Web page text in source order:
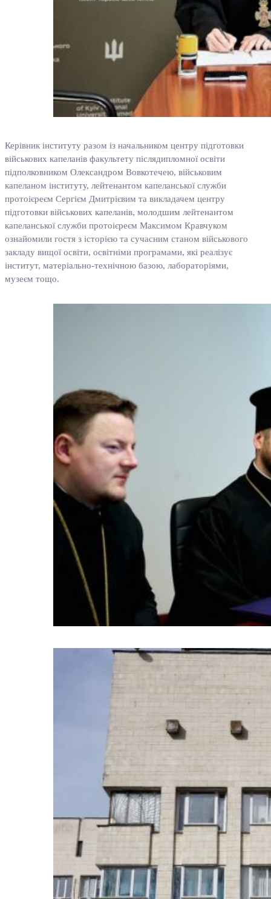
Керівник інституту разом із начальником центру підготовки
військових капеланів факультету післядипломної освіти
підполковником Олександром Вовкотечею, військовим
капеланом інституту, лейтенантом капеланської служби
протоієреєм Сергієм Дмитрієвим та викладачем центру
підготовки військових капеланів, молодшим лейтенантом
капеланської служби протоієреєм Максимом Кравчуком
ознайомили гостя з історією та сучасним станом військового
закладу вищої освіти, освітніми програмами, які реалізує
інститут, матеріально-технічною базою, лабораторіями,
музеєм тощо.